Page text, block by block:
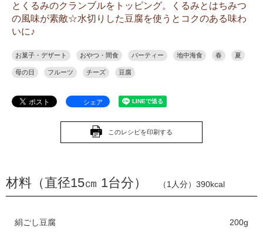
とくるみのクランブルをトッピング。くるみとはちみつ
の風味が素敵☆水切りした豆腐を使うとコクのある味わ
いに♪
お菓子・デザート おやつ・間食 パーティー 地中海食 春 夏
母の日 フルーツ チーズ 豆腐
シェア
このレシピを印刷する
材料（直径15㎝ 1台分） （1人分）390kcal
絹ごし豆腐 200g